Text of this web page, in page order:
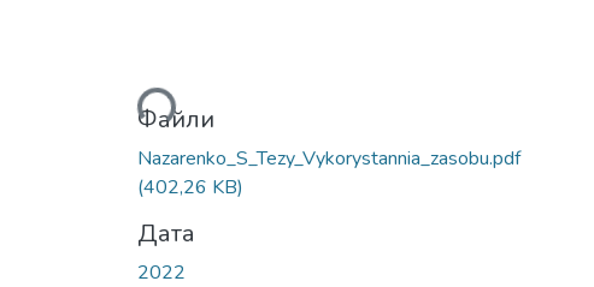
Вантажиться...Файли
Nazarenko_S_Tezy_Vykorystannia_zasobu.pdf
(402,26 KB)
Дата
2022